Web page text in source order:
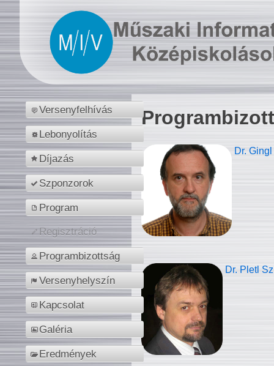
Versenyfelhívás
Lebonyolítás
Díjazás
Szponzorok
Program
Regisztráció
Programbizottság
Versenyhelyszín
Kapcsolat
Galéria
Eredmények
Dr.
Dr. Pletl